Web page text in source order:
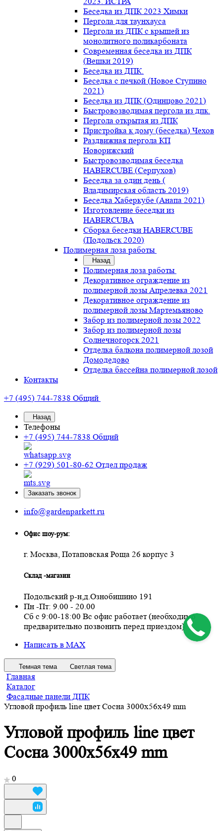
Беседка из ДПК 2023 Химки
Пергола для таунхауса
Пергола из ДПК с крышей из
монолитного поликарбоната
Современная беседка из ДПК
(Вешки 2019)
Беседка из ДПК.
Беседка с печкой (Новое Ступино
2021)
Беседка из ДПК (Одинцово 2021)
Быстровозводимая пергола из дпк.
Пергола открытая из ДПК
Пристройка к дому (беседка) Чехов
Раздвижная пергола КП
Новорижский
Быстровозводимая беседка
HABERCUBE (Серпухов)
Беседка за один день (
Владимирская область 2019)
Беседка Хаберкубе (Анапа 2021)
Изготовление беседки из
HABERCUBA
Сборка беседки HABERCUBE
(Подольск 2020)
Полимерная лоза работы
Назад
Полимерная лоза работы
Декоративное ограждение из
полимерной лозы Апрелевка 2021
Декоративное ограждение из
полимерной лозы Мартемьяново
Забор из полимерной лозы 2022
Забор из полимерной лозы
Солнечногорск 2021
Отделка балкона полимерной лозой
Домодедово
Отделка бассейна полимерной лозой
Контакты
+7 (495) 744-7838 Общий
Назад
Телефоны
+7 (495) 744-7838 Общий
+7 (929) 501-80-62 Отдел продаж
Заказать звонок
info@gardenparkett.ru
Офис шоу-рум:
г. Москва, Потаповская Роща 26 корпус 3
Склад -магазин
Подольский р-н,д.Ознобишино 191
Пн -Пт: 9.00 - 20.00
Сб с 9:00-18:00 Вс офис работает (необходимо
предварительно позвонить перед приездом)
Написать в MAX
Темная тема Светлая тема
Главная
Каталог
Фасадные панели ДПК
Угловой профиль line цвет Сосна 3000х56х49 mm
Угловой профиль line цвет
Сосна 3000х56х49 mm
0